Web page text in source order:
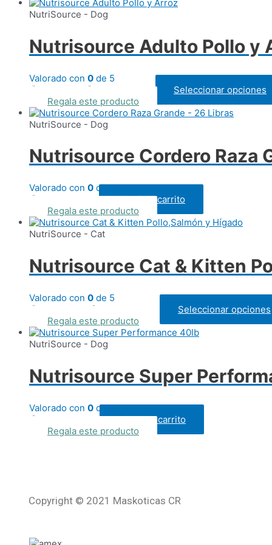
NutriSource - Dog
Nutrisource Adulto Pollo y
Valorado con 0 de 5
₡
₡
Rango
de
precios:
hasta
₡ 43.315,00
Seleccionar opciones
Regala este producto
NutriSource - Dog
Nutrisource Cordero Raza
Valorado con 0 de 5
₡
Añadir al carrito
Regala este producto
NutriSource - Cat
Nutrisource Cat & Kitten
Valorado con 0 de 5
₡
₡
precios:
hasta
₡ 25.380,00
Seleccionar opciones
Regala este producto
NutriSource - Dog
Nutrisource Super
Valorado con 0 de 5
₡
Añadir al carrito
Regala este producto
Copyright © 2021 Maskoticas CR